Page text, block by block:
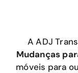
A ADJ
Mudanças
móveis para